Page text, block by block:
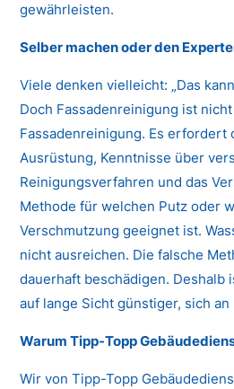
gewährleisten.
Selber machen oder den
Viele denken vielleicht: „Das
Doch Fassadenreinigung ist
Fassadenreinigung. Es erfordert
Ausrüstung, Kenntnisse über
Reinigungsverfahren und das
Methode für welchen Putz oder
Verschmutzung geeignet ist.
nicht ausreichen. Die falsche
dauerhaft beschädigen. Deshalb
auf lange Sicht günstiger, sich
Warum Tipp-Topp
Wir von Tipp-Topp